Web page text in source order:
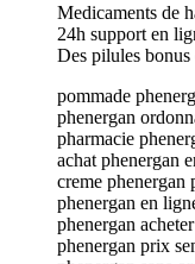
Medicaments de
24h support en
Des pilules bonus
pommade
phenergan
pharmacie
achat phenergan
creme phenergan
phenergan en
phenergan
phenergan prix